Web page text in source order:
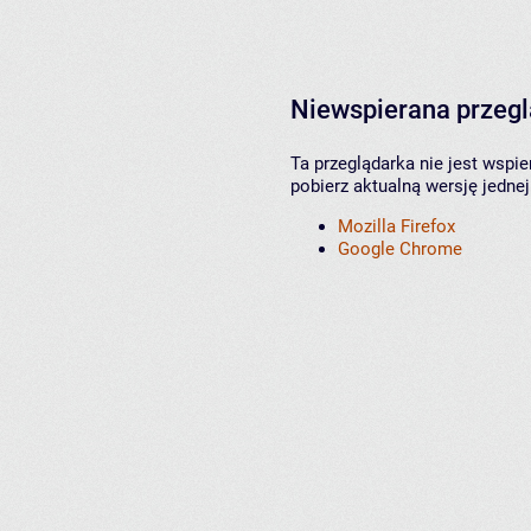
Niewspierana
Ta przeglądarka nie jest
pobierz aktualną wersję
Mozilla Firefox
Google Chrome